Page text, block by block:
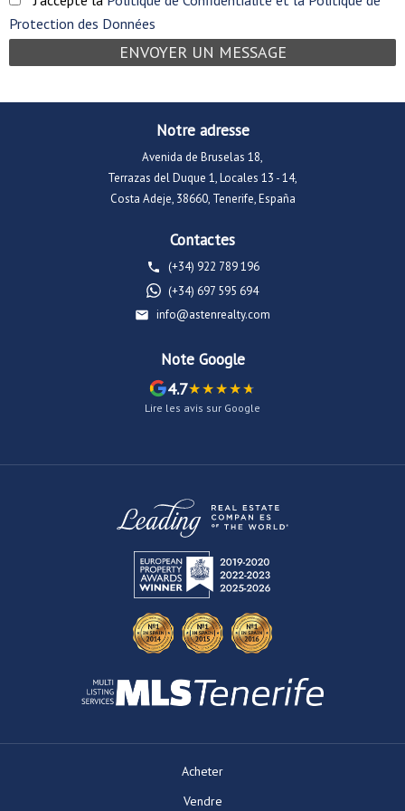
Protection des Données
Notre adresse
Avenida de Bruselas 18,
Terrazas del Duque 1, Locales 13 - 14,
Costa Adeje, 38660, Tenerife, España
Contactes
(+34) 922 789 196
(+34) 697 595 694
info@astenrealty.com
Note Google
4.7
Lire les avis sur Google
Acheter
Vendre